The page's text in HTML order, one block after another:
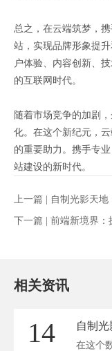
总之，在云端筑梦，
站，实现品牌形象提
户体验、内容创新、
的互联网时代。
随着市场竞争的加剧
化。在这个新纪元，
的重要助力。携手专
站建设的新时代。
上一篇 | 自制光影天地
下一篇 | 前端新境界：
相关资讯
14
在这个